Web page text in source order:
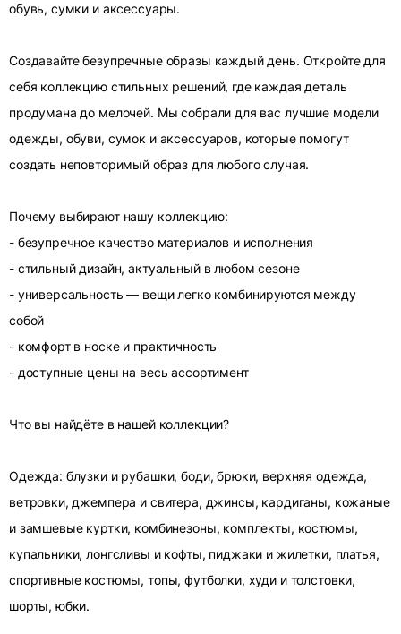
обувь, сумки и аксессуары.
Создавайте безупречные образы каждый день. Откройте для
себя коллекцию стильных решений, где каждая деталь
продумана до мелочей. Мы собрали для вас лучшие модели
одежды, обуви, сумок и аксессуаров, которые помогут
создать неповторимый образ для любого случая.
Почему выбирают нашу коллекцию:
- безупречное качество материалов и исполнения
- стильный дизайн, актуальный в любом сезоне
- универсальность — вещи легко комбинируются между
собой
- комфорт в носке и практичность
- доступные цены на весь ассортимент
Что вы найдёте в нашей коллекции?
Одежда: блузки и рубашки, боди, брюки, верхняя одежда,
ветровки, джемпера и свитера, джинсы, кардиганы, кожаные
и замшевые куртки, комбинезоны, комплекты, костюмы,
купальники, лонгсливы и кофты, пиджаки и жилетки, платья,
спортивные костюмы, топы, футболки, худи и толстовки,
шорты, юбки.